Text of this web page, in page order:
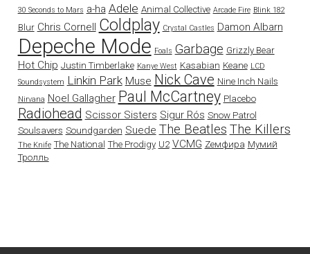
30 Seconds to Mars a-ha Adele Animal Collective Arcade Fire Blink 182
Blur Chris Cornell Coldplay Crystal Castles Damon Albarn
Depeche Mode Foals Garbage Grizzly Bear
Hot Chip Justin Timberlake Kanye West Kasabian Keane LCD
Soundsystem Linkin Park Muse Nick Cave Nine Inch Nails
Nirvana Noel Gallagher Paul McCartney Placebo
Radiohead Scissor Sisters Sigur Rós Snow Patrol
Soulsavers Soundgarden Suede The Beatles The Killers
The Knife The National The Prodigy U2 VCMG Zемфира Мумий
Тролль